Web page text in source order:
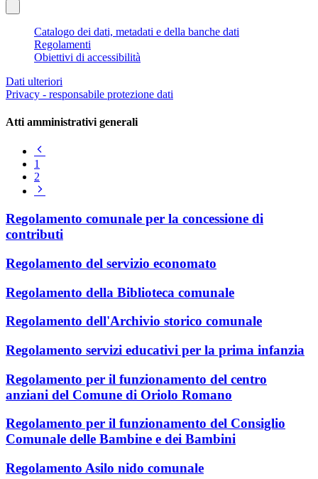
Catalogo dei dati, metadati e della banche dati
Regolamenti
Obiettivi di accessibilità
Dati ulteriori
Privacy - responsabile protezione dati
Atti amministrativi generali
1
2
Regolamento comunale per la concessione di
contributi
Regolamento del servizio economato
Regolamento della Biblioteca comunale
Regolamento dell'Archivio storico comunale
Regolamento servizi educativi per la prima infanzia
Regolamento per il funzionamento del centro
anziani del Comune di Oriolo Romano
Regolamento per il funzionamento del Consiglio
Comunale delle Bambine e dei Bambini
Regolamento Asilo nido comunale